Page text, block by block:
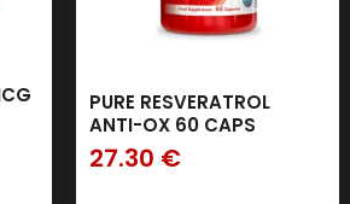
PURE RESVERATROL
ANTI-OX 60 CAPS
27.30 €